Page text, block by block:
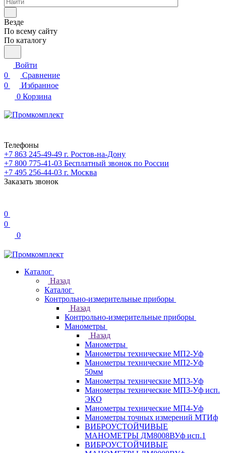
Везде
По всему сайту
По каталогу
Войти
0
Сравнение
0
Избранное
0 Корзина
Телефоны
+7 863 245-49-49 г. Ростов-на-Дону
+7 800 775-41-03 Бесплатный звонок по России
+7 495 256-44-03 г. Москва
Заказать звонок
0
0
0
Каталог
Назад
Каталог
Контрольно-измерительные приборы
Назад
Контрольно-измерительные приборы
Манометры
Назад
Манометры
Манометры технические МП2-Уф
Манометры технические МП2-Уф
50мм
Манометры технические МП3-Уф
Манометры технические МП3-Уф исп.
ЭКО
Манометры технические МП4-Уф
Манометры точных измерений МТИф
ВИБРОУСТОЙЧИВЫЕ
МАНОМЕТРЫ ДМ8008ВУф исп.1
ВИБРОУСТОЙЧИВЫЕ